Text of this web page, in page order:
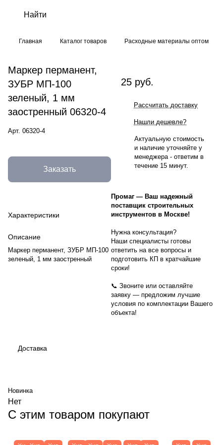
Главная Каталог товаров Расходные материалы оптом
Маркер перманент,
ЗУБР МП-100
зеленый, 1 мм
заостренный 06320-4
Арт. 06320-4
Заказать
Характеристики
Описание
Маркер перманент, ЗУБР МП-100
зеленый, 1 мм заостренный
25 руб.
Рассчитать доставку
Нашли дешевле?
Актуальную стоимость
и наличие уточняйте у
менеджера - ответим в
течение 15 минут.
Промаг — Ваш надежный
поставщик строительных
инструментов в Москве!
Нужна консультация?
Наши специалисты готовы
ответить на все вопросы и
подготовить КП в кратчайшие
сроки!
📞 Звоните или оставляйте
заявку — предложим лучшие
условия по комплектации Вашего
объекта!
Доставка
Новинка
Нет
С этим товаром покупают